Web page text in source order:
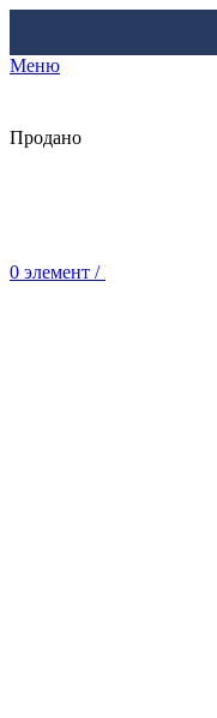
Меню
0 элемент / Br
Продано